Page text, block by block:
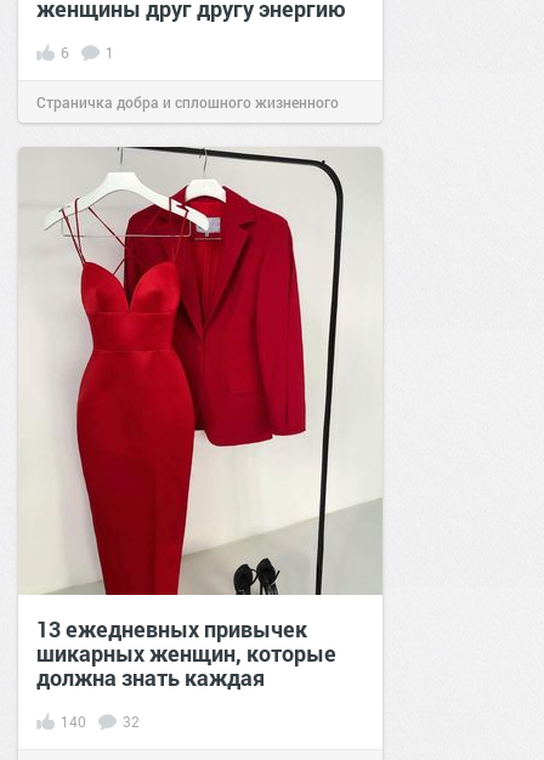
женщины друг другу энергию
6 1
Страничка добра и сплошного жизненного
позитива!14:5831 май 2024
13 ежедневных привычек
шикарных женщин, которые
должна знать каждая
140 32